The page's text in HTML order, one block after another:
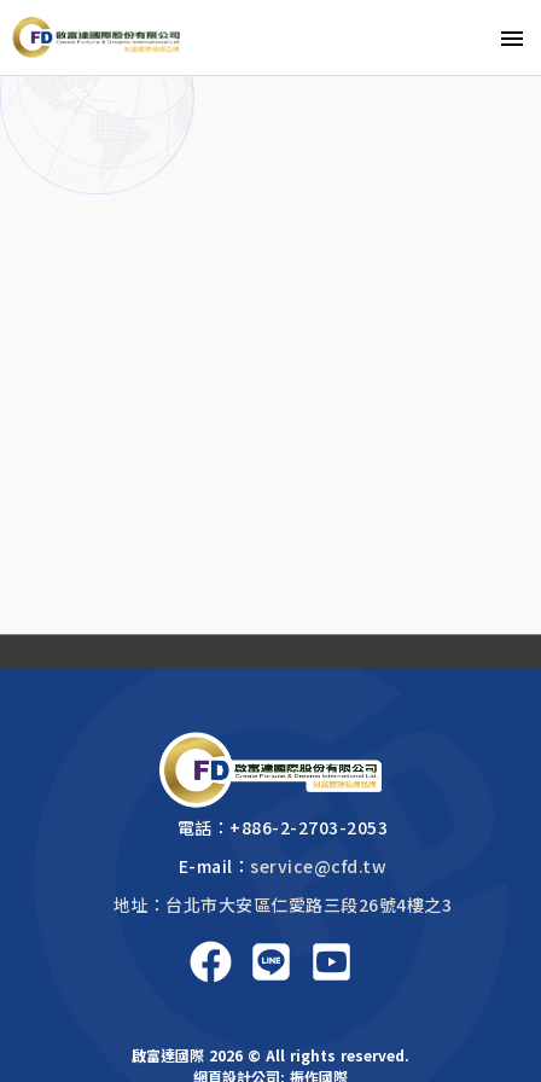
電話： +886-2-2703-2053
E-mail：service@cfd.tw
地址：台北市大安區仁愛路三段26號4樓之3
啟富達國際 2026 © All rights reserved.
網頁設計公司: 振作國際